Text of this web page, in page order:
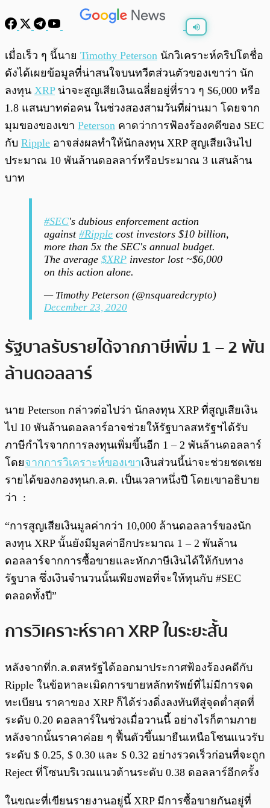
พร้อมเล่น 0:00 / 0:00
เมื่อเร็ว ๆ นี้นาย Timothy Peterson นักวิเคราะห์คริปโตชื่อ
ดังได้เผยข้อมูลที่น่าสนใจบนทวีตส่วนตัวของเขาว่า นัก
ลงทุน XRPน่าจะสูญเสียเงินเฉลี่ยอยู่ที่ราว ๆ $6,000 หรือ
1.8 แสนบาทต่อคน ในช่วงสองสามวันที่ผ่านมา โดยจาก
มุมของของเขา Peterson คาดว่าการฟ้องร้องคดีของ SEC
กับ Ripple อาจส่งผลทำให้นักลงทุน XRP สูญเสียเงินไป
ประมาณ 10 พันล้านดอลลาร์หรือประมาณ 3 แสนล้าน
บาท
#SEC's dubious enforcement action
against #Ripple cost investors $10 billion,
more than 5x the SEC's annual budget.
The average $XRP investor lost ~$6,000
on this action alone.
— Timothy Peterson (@nsquaredcrypto)
December 23, 2020
รัฐบาลรับรายได้จากภาษีเพิ่ม 1 – 2 พัน
ล้านดอลลาร์
นาย Peterson กล่าวต่อไปว่า นักลงทุน XRP ที่สูญเสียเงิน
ไป 10 พันล้านดอลลาร์อาจช่วยให้รัฐบาลสหรัฐฯได้รับ
ภาษีกำไรจากการลงทุนเพิ่มขึ้นอีก 1 – 2 พันล้านดอลลาร์
โดยจากการวิเคราะห์ของเขาเงินส่วนนี้น่าจะช่วยชดเชย
รายได้ของกองทุนก.ล.ต. เป็นเวลาหนึ่งปี โดยเขาอธิบาย
ว่า :
“การสูญเสียเงินมูลค่ากว่า 10,000 ล้านดอลลาร์ของนัก
ลงทุน XRP นั้นยังมีมูลค่าอีกประมาณ 1 – 2 พันล้าน
ดอลลาร์จากการซื้อขายและหักภาษีเงินได้ให้กับทาง
รัฐบาล ซึ่งเงินจำนวนนั้นเพียงพอที่จะให้ทุนกับ #SEC
ตลอดทั้งปี”
การวิเคราะห์ราคา XRP ในระยะสั้น
หลังจากที่ก.ล.ตสหรัฐได้ออกมาประกาศฟ้องร้องคดีกับ
Ripple ในข้อหาละเมิดการขายหลักทรัพย์ที่ไม่มีการจด
ทะเบียน ราคาของ XRP ก็ได้ร่วงดิ่งลงทันทีสู่จุดต่ำสุดที่
ระดับ 0.20 ดอลลาร์ในช่วงเมื่อวานนี้ อย่างไรก็ตามภาย
หลังจากนั้นราคาค่อย ๆ ฟื้นตัวขึ้นมายืนเหนือโซนแนวรับ
ระดับ $ 0.25, $ 0.30 และ $ 0.32 อย่างรวดเร็วก่อนที่จะถูก
Reject ที่โซนบริเวณแนวต้านระดับ 0.38 ดอลลาร์อีกครั้ง
ในขณะที่เขียนรายงานอยู่นี้ XRP มีการซื้อขายกันอยู่ที่